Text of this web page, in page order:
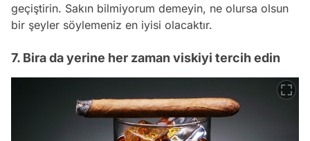
geçiştirin. Sakın bilmiyorum demeyin, ne olursa olsun
bir şeyler söylemeniz en iyisi olacaktır.
7. Bira da yerine her zaman viskiyi tercih edin